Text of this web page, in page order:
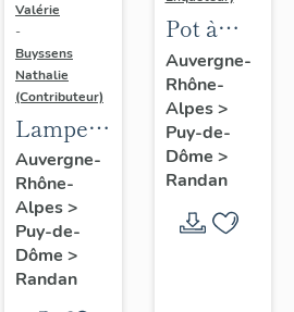
Valérie
-
Buyssens
Nathalie
(Contributeur)
Lampe à
pétrole
n° 1
Auvergne-
Rhône-
Alpes>
Puy-de-
Dôme >
Randan
Pot à
crème n°
3
Auvergne-
Rhône-
Alpes>
Puy-de-
Dôme >
Randan